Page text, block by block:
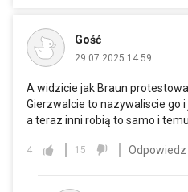
Gość
29.07.2025 14:59
A widzicie jak Braun
Gierzwalcie to nazywaliscie go
a teraz inni robią to samo i
4 15 Odpowiedz